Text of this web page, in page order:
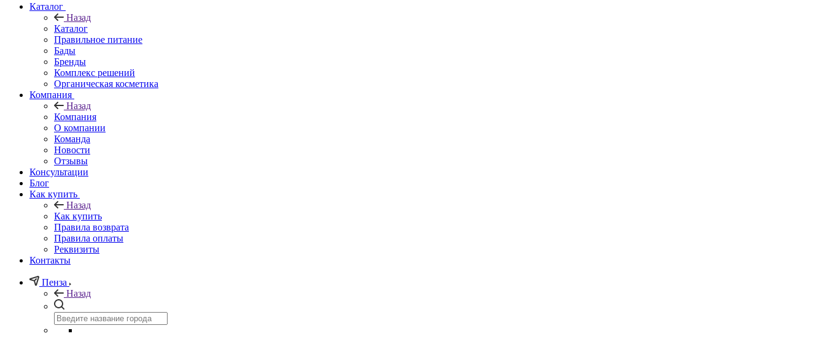
Каталог
Назад
Каталог
Правильное питание
Бады
Бренды
Комплекс решений
Органическая косметика
Компания
Назад
Компания
О компании
Команда
Новости
Отзывы
Консультации
Блог
Как купить
Назад
Как купить
Правила возврата
Правила оплаты
Реквизиты
Контакты
Пенза
Назад